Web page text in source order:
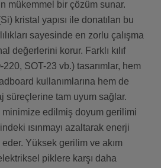
mükemmel bir çözüm sunar.
kristal yapısı ile donatılan bu
sayesinde en zorlu çalışma
değerlerini korur. Farklı kılıf
SOT-23 vb.) tasarımlar, hem
kullanımlarına hem de
süreçlerine tam uyum sağlar.
edilmiş doyum gerilimi
ısınmayı azaltarak enerji
Yüksek gerilim ve akım
piklere karşı daha